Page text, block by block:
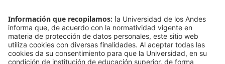
Preguntas frecuentes
Filantropía y donacionesarrow_outward
Mapa del sitio arrow_outward